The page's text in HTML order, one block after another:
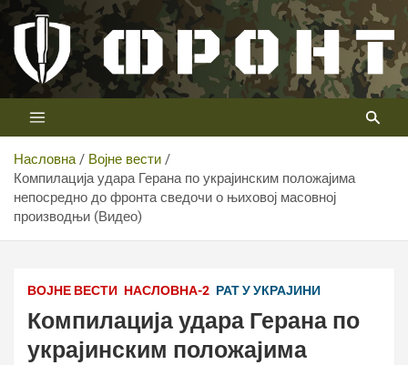
Скип
цонтент
Телевизија ФРОНТ
Први војни канал у Србији
Насловна
Војне вести
Компилација удара Герана по украјинским положајима
непосредно до фронта сведочи о њиховој масовној
производњи (Видео)
ВОЈНЕ ВЕСТИ НАСЛОВНА-2 РАТ У УКРАЈИНИ
Компилација удара Герана по
украјинским положајима